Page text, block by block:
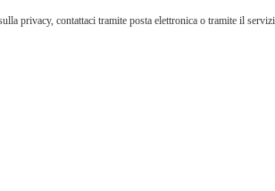
privacy, contattaci tramite posta elettronica o tramite il